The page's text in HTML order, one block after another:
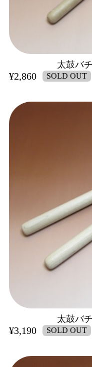
太鼓バ
¥2,860 SOLD OUT
太鼓バ
¥3,190 SOLD OUT